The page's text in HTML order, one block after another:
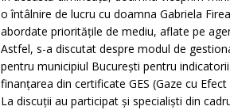
o întâlnire de lucru cu doamna Gabriela
abordate prioritățile de mediu, aflate pe
Astfel, s-a discutat despre modul de
pentru municipiul București pentru
finanțarea din certificate GES (Gaze cu
La discuții au participat și specialiști din